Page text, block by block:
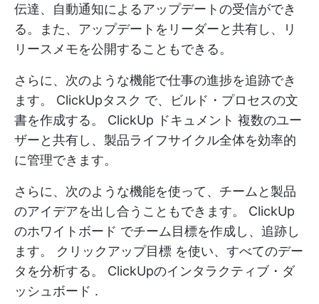
伝達、自動通知によるアップデートの受信ができ
る。また、アップデートをリーダーと共有し、リ
リースメモを公開することもできる。
さらに、次のような機能で仕事の進捗を追跡でき
ます。 ClickUpタスク で、ビルド・プロセスの文
書を作成する。 ClickUp ドキュメント 複数のユー
ザーと共有し、製品ライフサイクル全体を効率的
に管理できます。
さらに、次のような機能を使って、チームと製品
のアイデアを出し合うこともできます。 ClickUp
のホワイトボード でチーム目標を作成し、追跡し
ます。 クリックアップ目標 を使い、すべてのデー
タを分析する。 ClickUpのインタラクティブ・ダ
ッシュボード .